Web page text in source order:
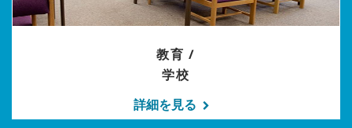
教育 /
学校
詳細を見る